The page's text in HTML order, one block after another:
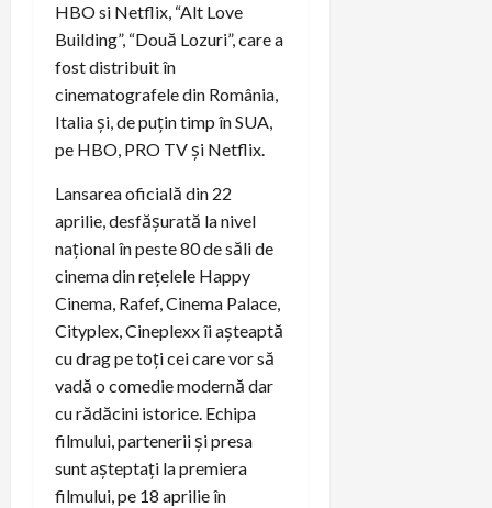
HBO si Netflix, “Alt Love
Building”, “Două Lozuri”, care a
fost distribuit în
cinematografele din România,
Italia și, de puțin timp în SUA,
pe HBO, PRO TV și Netflix.
Lansarea oficială din 22
aprilie, desfășurată la nivel
național în peste 80 de săli de
cinema din rețelele Happy
Cinema, Rafef, Cinema Palace,
Cityplex, Cineplexx îi așteaptă
cu drag pe toți cei care vor să
vadă o comedie modernă dar
cu rădăcini istorice. Echipa
filmului, partenerii și presa
sunt așteptați la premiera
filmului, pe 18 aprilie în